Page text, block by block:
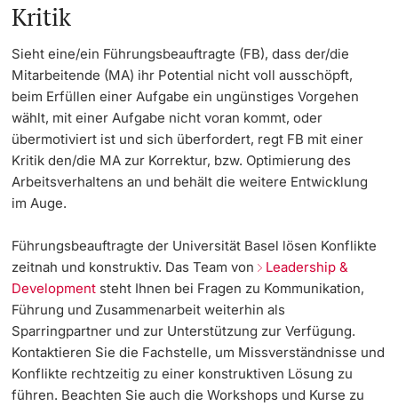
Kritik
Sieht eine/ein Führungsbeauftragte (FB), dass der/die
Mitarbeitende (MA) ihr Potential nicht voll ausschöpft,
beim Erfüllen einer Aufgabe ein ungünstiges Vorgehen
wählt, mit einer Aufgabe nicht voran kommt, oder
übermotiviert ist und sich überfordert, regt FB mit einer
Kritik den/die MA zur Korrektur, bzw. Optimierung des
Arbeitsverhaltens an und behält die weitere Entwicklung
im Auge.
Führungsbeauftragte der Universität Basel lösen Konflikte
zeitnah und konstruktiv. Das Team von Leadership &
Development steht Ihnen bei Fragen zu Kommunikation,
Führung und Zusammenarbeit weiterhin als
Sparringpartner und zur Unterstützung zur Verfügung.
Kontaktieren Sie die Fachstelle, um Missverständnisse und
Konflikte rechtzeitig zu einer konstruktiven Lösung zu
führen. Beachten Sie auch die Workshops und Kurse zu